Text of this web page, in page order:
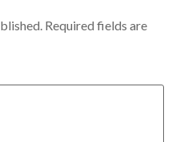
Required fields are